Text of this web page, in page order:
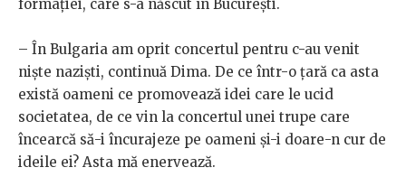
formaţiei, care s-a născut în Bucureşti.
– În Bulgaria am oprit concertul pentru c-au venit
nişte nazişti, continuă Dima. De ce într-o ţară ca asta
există oameni ce promovează idei care le ucid
societatea, de ce vin la concertul unei trupe care
încearcă să-i încurajeze pe oameni şi-i doare-n cur de
ideile ei? Asta mă enervează.